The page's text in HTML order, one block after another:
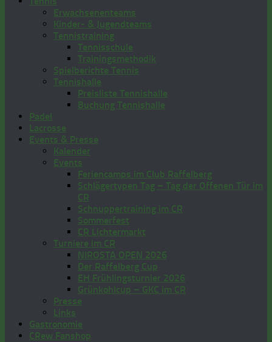
Erwachsenenteams
Kinder- & Jugendteams
Tennistraining
Tennisschule
Trainingsmethodik
Spielberichte Tennis
Tennishalle
Preisliste Tennishalle
Buchung Tennishalle
Padel
Lacrosse
Events & Presse
Kalender
Events
Feriencamps im Club Raffelberg
Schlägertypen Tag – Tag der Offenen Tür im
CR
Schnuppertraining im CR
Sommerfest
CR Lichtermarkt
Turniere im CR
NIROSTA OPEN 2026
Der Raffelberg Cup
EH Frühlingsturnier 2026
Grünkohlcup – GKC im CR
Presse
Links
Gastronomie
CRew Fanshop